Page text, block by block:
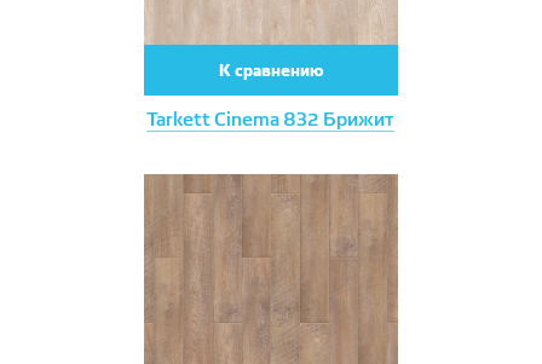
Tarkett Cinema 832 Брижит
К сравнению